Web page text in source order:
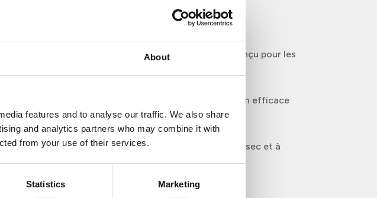
About
features and to analyse our traffic. We also share
and analytics partners who may combine it with
from your use of their services.
Statistics Marketing
Distributeur de grande capacité, spécialement conçu pour les
Système de freinage qui contribue à une utilisation efficace
du papier et à la réduction des déchets.
Le distributeur maintient le papier toilette propre, sec et à